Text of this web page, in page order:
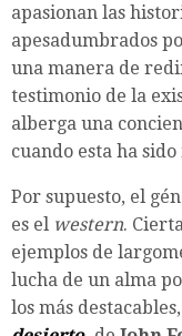
apasionan las
apesadumbrados
una manera de
testimonio de la
alberga una
cuando esta ha
Por supuesto, el
es el western.
ejemplos de
lucha de un alma
los más